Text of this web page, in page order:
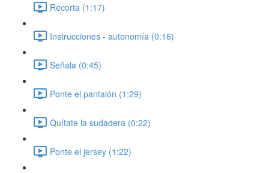
Recorta (1:17)
Instrucciones - autonomía (0:16)
Señala (0:45)
Ponte el pantalón (1:29)
Quítate la sudadera (0:22)
Ponte el jersey (1:22)